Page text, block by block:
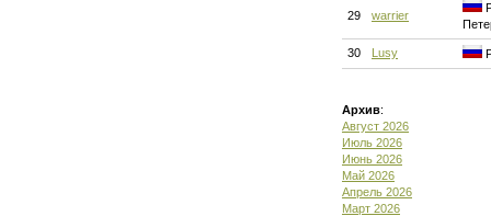
29 warrier
30 Lusy
Архив:
Август 2026
Июль 2026
Июнь 2026
Май 2026
Апрель 2026
Март 2026